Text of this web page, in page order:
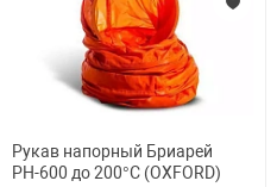
оборудование
управления
Рукав напорный Бриарей
РН-600 до 200°С (OXFORD)